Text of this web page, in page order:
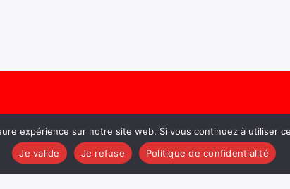
expérience sur notre site web. Si vous continuez à utiliser
Je valide
Je refuse Politique de confidentialité